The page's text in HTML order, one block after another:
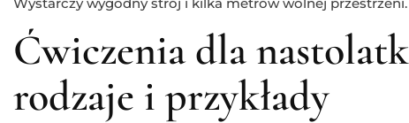
Ćwiczenia dla
rodzaje i przykłady